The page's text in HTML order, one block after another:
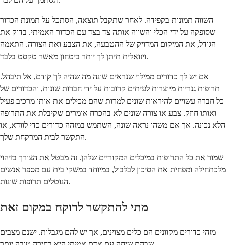
השווה תמונות בקפידה. לאחר שתקבל תוצאה, הסתכל על תמונת הכדור
שסופקה על ידי הכלי והשווה אותה צד בצד עם הכדור האמיתי. בדוק את
הגודל, את המיקום המדויק של ההטבעה, את הצבע ואת הצורה. התאמה
ויזואלית תיתן לך יותר ביטחון מאשר טקסט בלבד.
אם יש לך כדורים ממילוי שנראים שונה מה שהיה לך קודם, אל תיבהל.
תרופות גנריות מיוצרות לעיתים קרובות על ידי חברות שונות, והכדורים של
כל חברה עשויים להיראות שונים למרות שהם מכילים את אותו מרכיב פעיל
ואותו חוזק. צבע או צורה שונים לא בהכרח אומרים שקיבלת את התרופה
הלא נכונה. אך אם משהו נראה שונה, השתמש במזהה כדורים כדי לוודא, או
התקשר לבית המרקחת שלך.
שמור את כל התרופות במיכלים המקוריים שלהן. זה מבטל את הצורך בזיהוי
מלכתחילה ומפחית את הסיכון לבלבול, במיוחד במשקי בית עם מספר אנשים
הנוטלים תרופות שונות.
מתי להתקשר לרוקח במקום זאת
מזהי כדורים מקוונים הם כלים מצוינים, אך יש להם מגבלות. ישנם מצבים